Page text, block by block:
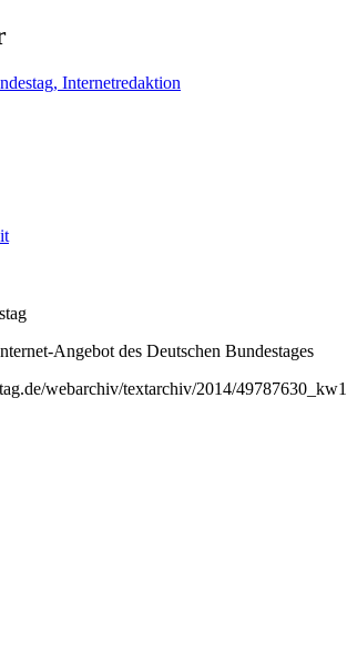
Internetredaktion
Angebot des Deutschen Bundestages
webarchiv/textarchiv/2014/